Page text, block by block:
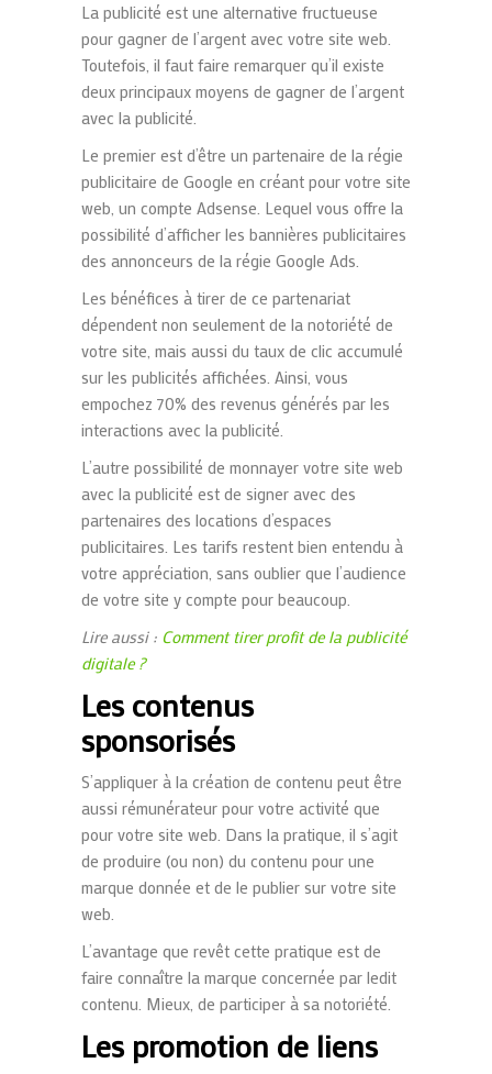
La publicité est une alternative fructueuse
pour gagner de l’argent avec votre site web.
Toutefois, il faut faire remarquer qu’il existe
deux principaux moyens de gagner de l’argent
avec la publicité.
Le premier est d’être un partenaire de la régie
publicitaire de Google en créant pour votre site
web, un compte Adsense. Lequel vous offre la
possibilité d’afficher les bannières publicitaires
des annonceurs de la régie Google Ads.
Les bénéfices à tirer de ce partenariat
dépendent non seulement de la notoriété de
votre site, mais aussi du taux de clic accumulé
sur les publicités affichées. Ainsi, vous
empochez 70% des revenus générés par les
interactions avec la publicité.
L’autre possibilité de monnayer votre site web
avec la publicité est de signer avec des
partenaires des locations d’espaces
publicitaires. Les tarifs restent bien entendu à
votre appréciation, sans oublier que l’audience
de votre site y compte pour beaucoup.
Lire aussi : Comment tirer profit de la publicité
digitale ?
Les contenus
sponsorisés
S’appliquer à la création de contenu peut être
aussi rémunérateur pour votre activité que
pour votre site web. Dans la pratique, il s’agit
de produire (ou non) du contenu pour une
marque donnée et de le publier sur votre site
web.
L’avantage que revêt cette pratique est de
faire connaître la marque concernée par ledit
contenu. Mieux, de participer à sa notoriété.
Les promotion de liens